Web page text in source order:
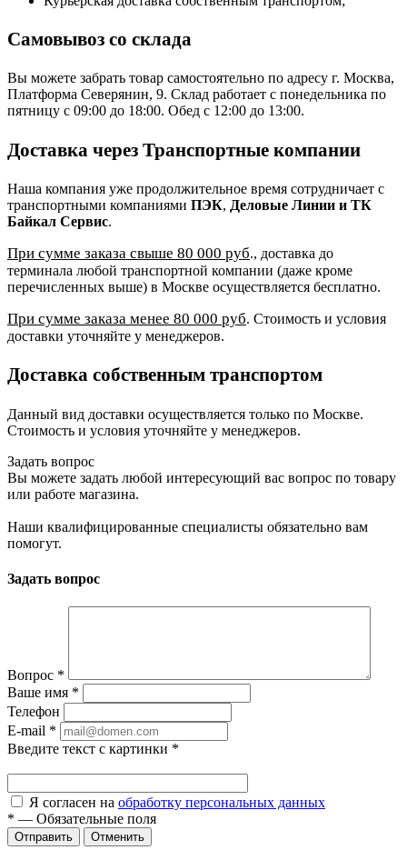
Самовывоз со склада
Вы можете забрать товар самостоятельно по адресу г. Москва,
Платформа Северянин, 9. Склад работает с понедельника по
пятницу с 09:00 до 18:00. Обед с 12:00 до 13:00.
Доставка через Транспортные компании
Наша компания уже продолжительное время сотрудничает с
транспортными компаниями ПЭК, Деловые Линии и ТК
Байкал Сервис.
При сумме заказа свыше 80 000 руб., доставка до
терминала любой транспортной компании (даже кроме
перечисленных выше) в Москве осуществляется бесплатно.
При сумме заказа менее 80 000 руб. Стоимость и условия
доставки уточняйте у менеджеров.
Доставка собственным транспортом
Данный вид доставки осуществляется только по Москве.
Стоимость и условия уточняйте у менеджеров.
Задать вопрос
Вы можете задать любой интересующий вас вопрос по товару
или работе магазина.
Наши квалифицированные специалисты обязательно вам
помогут.
Задать вопрос
Вопрос *
Ваше имя *
Телефон
E-mail *
Введите текст с картинки *
Я согласен на обработку персональных данных
* — Обязательные поля
Отправить Отменить